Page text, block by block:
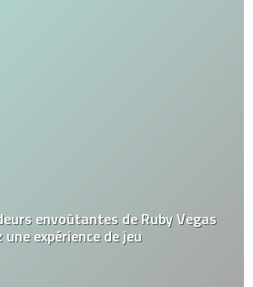
envoûtantes de Ruby Vegas
expérience de jeu